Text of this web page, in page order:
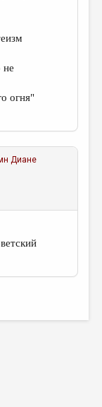
не
огня"
Диане